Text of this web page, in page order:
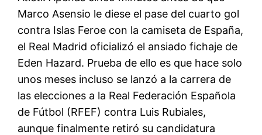
Marco Asensio le diese el pase del cuarto gol
contra Islas Feroe con la camiseta de España,
el Real Madrid oficializó el ansiado fichaje de
Eden Hazard. Prueba de ello es que hace solo
unos meses incluso se lanzó a la carrera de
las elecciones a la Real Federación Española
de Fútbol (RFEF) contra Luis Rubiales,
aunque finalmente retiró su candidatura